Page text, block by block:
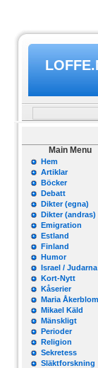
Main Menu
Hem
Artiklar
Böcker
Debatt
Dikter (egna)
Dikter (andras)
Emigration
Estland
Finland
Humor
Israel / Judarna
Kort-Nytt
Kåserier
Maria
Mikael Käld
Mänskligt
Perioder
Religion
Sekretess
Släktforskning